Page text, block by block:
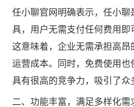
任小聊官网 明确表示，任小聊
具，用户无需支付任何费用即
这意味着，企业无需承担高昂
运营成本。同时，免费使用也
具有很高的竞争力，吸引了众
二、功能丰富，满足多样化需